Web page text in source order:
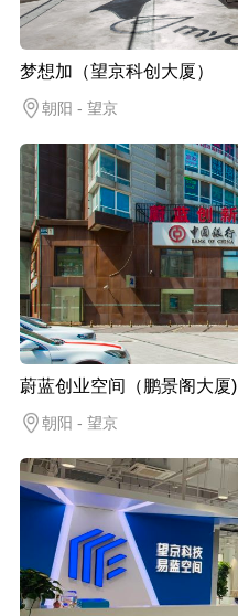
梦想加（望京科创大厦）
朝阳 - 望京
蔚蓝创业空间（鹏景阁大厦)
朝阳 - 望京